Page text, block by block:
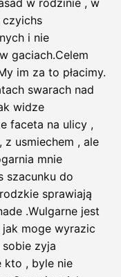
czyichs
i nie
gaciach.Celem
im za to płacimy.
swarach nad
widze
faceta na ulicy ,
usmiechem , ale
mnie
szacunku do
sprawiają
.Wulgarne jest
moge wyrazic
zyja
kto , byle nie